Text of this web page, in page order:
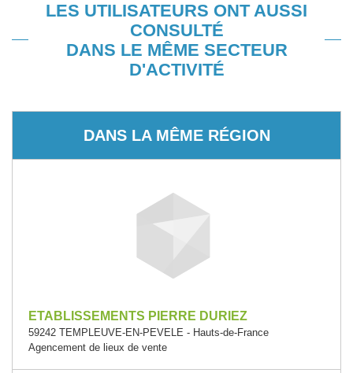
LES UTILISATEURS ONT AUSSI
CONSULTÉ
DANS LE MÊME SECTEUR
D'ACTIVITÉ
DANS LA MÊME RÉGION
ETABLISSEMENTS PIERRE DURIEZ
59242 TEMPLEUVE-EN-PEVELE - Hauts-de-France
Agencement de lieux de vente